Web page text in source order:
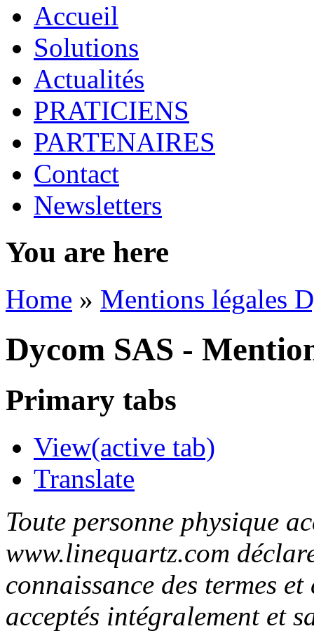
Accueil
Solutions
Actualités
PRATICIENS
PARTENAIRES
Contact
Newsletters
You are here
Home » Mentions légales
Dycom SAS -
Primary tabs
View(active tab)
Translate
Toute personne physique
www.linequartz.com
connaissance des termes
acceptés intégralement et